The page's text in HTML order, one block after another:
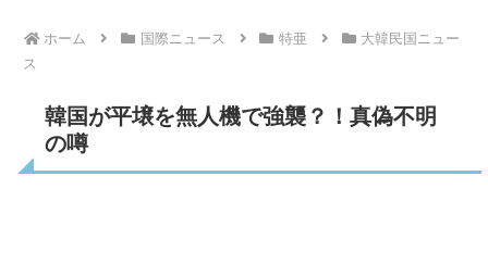
ホーム 国際ニュース 特亜
大韓民国ニュー
ス
韓国が平壌を無人機で強襲？！真偽不明
の噂